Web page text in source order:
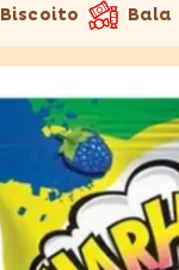
Biscoito Bala